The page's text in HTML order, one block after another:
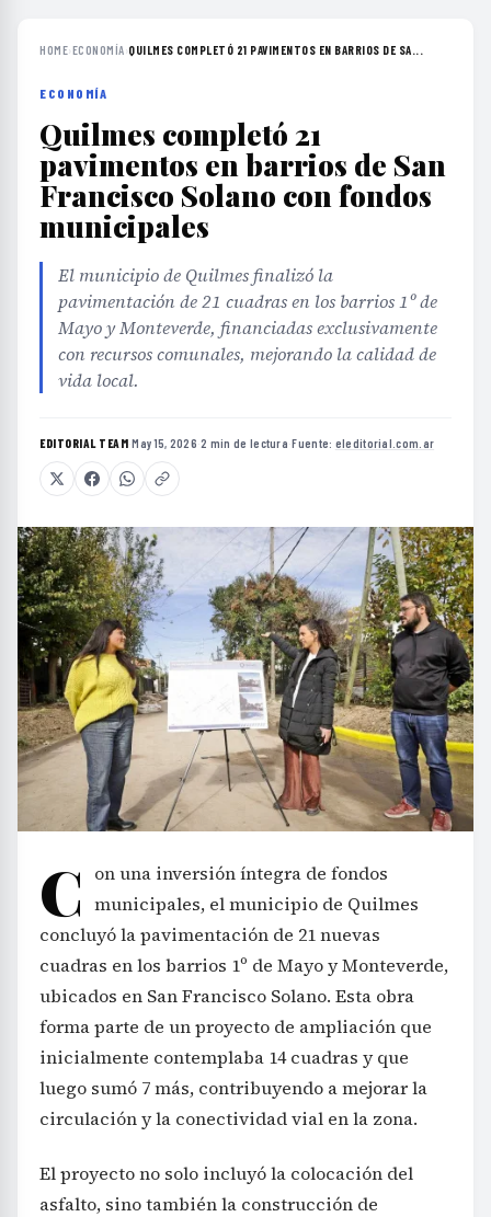
HOME›ECONOMÍA›QUILMES COMPLETÓ 21 PAVIMENTOS EN BARRIOS DE SA...
ECONOMÍA
Quilmes completó 21
pavimentos en barrios de San
Francisco Solano con fondos
municipales
El municipio de Quilmes finalizó la
pavimentación de 21 cuadras en los barrios 1º de
Mayo y Monteverde, financiadas exclusivamente
con recursos comunales, mejorando la calidad de
vida local.
EDITORIAL TEAM·May 15, 2026·2 min de lectura·Fuente: eleditorial.com.ar
C
on una inversión íntegra de fondos
municipales, el municipio de Quilmes
concluyó la pavimentación de 21 nuevas
cuadras en los barrios 1º de Mayo y Monteverde,
ubicados en San Francisco Solano. Esta obra
forma parte de un proyecto de ampliación que
inicialmente contemplaba 14 cuadras y que
luego sumó 7 más, contribuyendo a mejorar la
circulación y la conectividad vial en la zona.
El proyecto no solo incluyó la colocación del
asfalto, sino también la construcción de